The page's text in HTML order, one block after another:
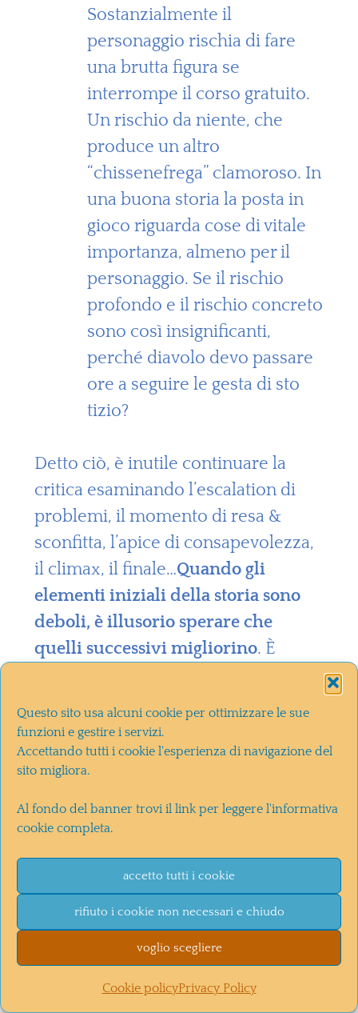
Questo sito usa alcuni cookie per ottimizzare le sue
funzioni e gestire i servizi.
Accettando tutti i cookie l'esperienza di navigazione del
sito migliora.
Al fondo del banner trovi il link per leggere l'informativa
cookie completa.
accetto tutti i cookie
rifiuto i cookie non necessari e chiudo
voglio scegliere
Cookie policyPrivacy Policy
Sostanzialmente il
personaggio rischia di fare
una brutta figura se
interrompe il corso gratuito.
Un rischio da niente, che
produce un altro
“chissenefrega” clamoroso. In
una buona storia la posta in
gioco riguarda cose di vitale
importanza, almeno per il
personaggio. Se il rischio
profondo e il rischio concreto
sono così insignificanti,
perché diavolo devo passare
ore a seguire le gesta di sto
tizio?
Detto ciò, è inutile continuare la
critica esaminando l’escalation di
problemi, il momento di resa &
sconfitta, l’apice di consapevolezza,
il climax, il finale…Quando gli
elementi iniziali della storia sono
deboli, è illusorio sperare che
quelli successivi migliorino. È
La storia come organismo
appaiono in tutte le 5 pagine
Sono gli strumenti con cui si
costruisce una storia. Alcuni li
abbiamo già visti, altri li vedremo. In
ogni caso ciascuno tornerà spesso, a
volte raccontato in modo diverso. Il